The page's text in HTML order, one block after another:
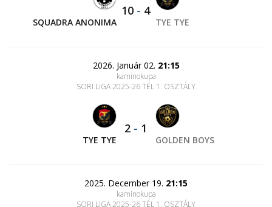
SQUADRA ANONIMA
10 - 4
TYE TYE
2026. Január 02. 21:15
kaminokupa
SORI LIGA 2025-26 TÉL 1. OSZTÁLY
TYE TYE
2 - 1
GOLDEN BOYS
2025. December 19. 21:15
kaminokupa
SORI LIGA 2025-26 TÉL 1. OSZTÁLY